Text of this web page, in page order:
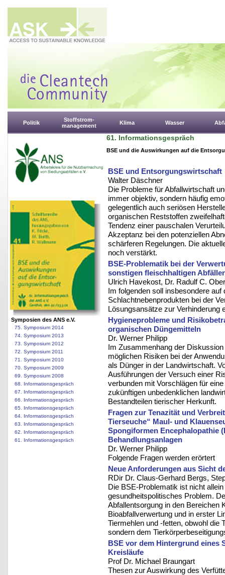
Politik
Stoffstrom-
management
Klima Wasser
Symposien des ANS e.V.
75. Symposium 2014
74. Symposium 2013
73. Symposium 2012
72. Symposium 2011
71. Symposium 2010
70. Symposium 2009
69. Symposium 2008
68. Informationsgespräch
67. Informationsgespräch
66. Informationsgespräch
65. Informationsgespräch
64. Informationsgespräch
63. Informationsgespräch
62. Informationsgespräch
61. Informationsgespräch
61. Informationsgespräch
BSE und die Auswirkungen auf die
BSE und Entsorgungswirtschaft
Walter Däschner
Die Probleme für Abfallwirtschaft
immer objektiv, sondern häufig
gelegentlich auch seriösen
organischen Reststoffen
Tendenz einer pauschalen
Akzeptanz bei den potenziellen
schärferen Regelungen. Die
noch verstärkt.
BSE-Problematik bei der
sonstigen fleischhaltigen
Ulrich Havekost, Dr. Radulf C.
Im folgenden soll insbesondere
Schlachtnebenprodukten bei der
Lösungsansätze zur Verhinderung
Hygieneprobleme und
organischen Düngemitteln
Dr. Werner Philipp
Im Zusammenhang der Diskussion
möglichen Risiken bei der
als Dünger in der Landwirtschaft.
Ausführungen der Versuch einer
verbunden mit Vorschlägen für
zukünftigen unbedenklichen
Bestandteilen tierischer Herkunft.
Fragen zur Tenazität und
Tierseuche“ Maul- und
Spongiformen Encephalopathie
Behandlungsanlagen
Dr. Werner Philipp
Folgende Fragen werden erörtert
Neue Anforderungen aus Sicht
RDir Dr. Claus-Gerhard Bergs,
Die BSE-Problematik ist nicht
gesundheitspolitisches Problem.
Abfallentsorgung in den Bereichen
Bioabfallverwertung und in erster
Tiermehlen und -fetten, obwohl die
sondern dem
BSE vor dem Hintergrund eines
Kreisläufe
Prof Dr. Michael Braungart
Thesen zur Auswirkung des